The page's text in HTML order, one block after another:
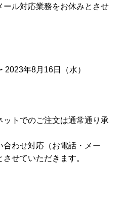
ール対応業務をお休みとさせ
2023年8月16日（水）
ットでのご注文は通常通り承
わせ対応（お電話・メー
せていただきます。